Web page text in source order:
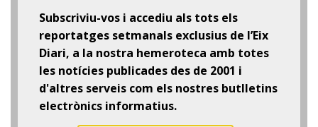
Subscriviu-vos i accediu als tots els
reportatges setmanals exclusius de l’Eix
Diari, a la nostra hemeroteca amb totes
les notícies publicades des de 2001 i
d'altres serveis com els nostres butlletins
electrònics informatius.